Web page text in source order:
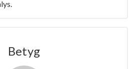
Betyg